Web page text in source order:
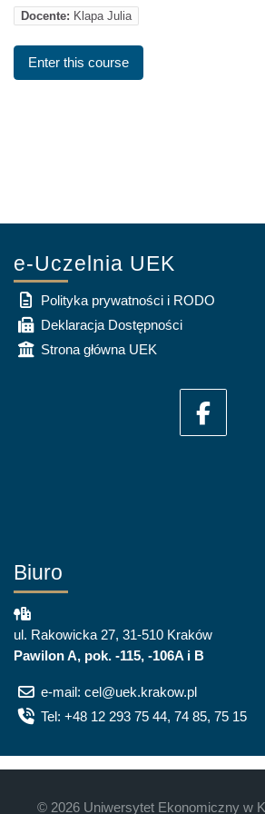
Docente: Klapa Julia
Enter this course
e-Uczelnia UEK
Polityka prywatności i RODO
Deklaracja Dostępności
Strona główna UEK
Biuro
ul. Rakowicka 27, 31-510 Kraków
Pawilon A, pok. -115, -106A i B
e-mail: cel@uek.krakow.pl
Tel: +48 12 293 75 44, 74 85, 75 15
© 2026 Uniwersytet Ekonomiczny w